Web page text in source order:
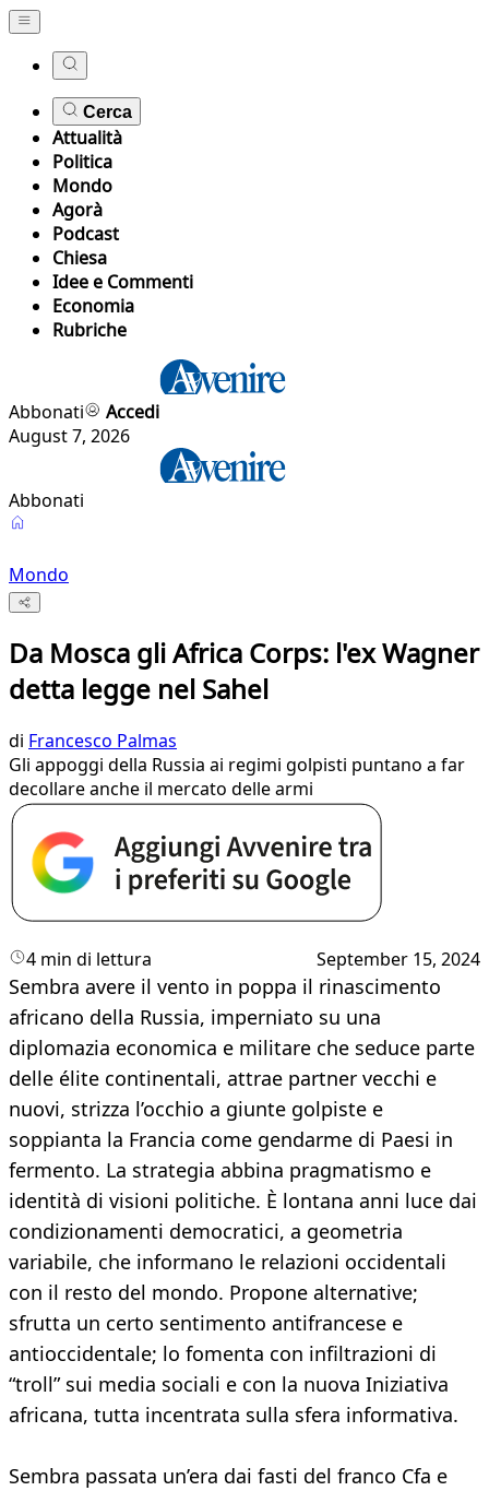
Cerca
Attualità
Politica
Mondo
Agorà
Podcast
Chiesa
Idee e Commenti
Economia
Rubriche
Abbonati
Accedi
August 7, 2026
Abbonati
Mondo
Da Mosca gli Africa Corps: l'ex Wagner
detta legge nel Sahel
di Francesco Palmas
Gli appoggi della Russia ai regimi golpisti puntano a far
decollare anche il mercato delle armi
4 min di lettura September 15, 2024
Sembra avere il vento in poppa il rinascimento
africano della Russia, imperniato su una
diplomazia economica e militare che seduce parte
delle élite continentali, attrae partner vecchi e
nuovi, strizza l’occhio a giunte golpiste e
soppianta la Francia come gendarme di Paesi in
fermento. La strategia abbina pragmatismo e
identità di visioni politiche. È lontana anni luce dai
condizionamenti democratici, a geometria
variabile, che informano le relazioni occidentali
con il resto del mondo. Propone alternative;
sfrutta un certo sentimento antifrancese e
antioccidentale; lo fomenta con infiltrazioni di
“troll” sui media sociali e con la nuova Iniziativa
africana, tutta incentrata sulla sfera informativa.
Sembra passata un’era dai fasti del franco Cfa e